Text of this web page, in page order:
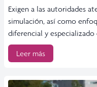
Exigen a las autoridades
simulación, así como
diferencial y especializado
Leer más